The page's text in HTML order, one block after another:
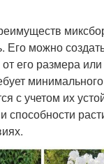
Его можно
его размера
с учетом их
способности